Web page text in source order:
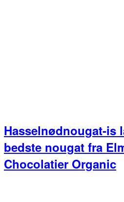
Hasselnødnougat-is
bedste nougat fra
Chocolatier Organic